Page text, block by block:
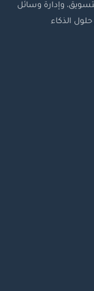
وإدارة وسائل
الذكاء